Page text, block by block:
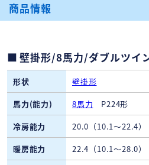
商品情報
壁掛形/8馬力/ダブルツイ
形状
壁掛形
馬力(能力)
8馬力 P224形
冷房能力
20.0（10.1～22.4）
暖房能力
22.4（10.1～28.0）